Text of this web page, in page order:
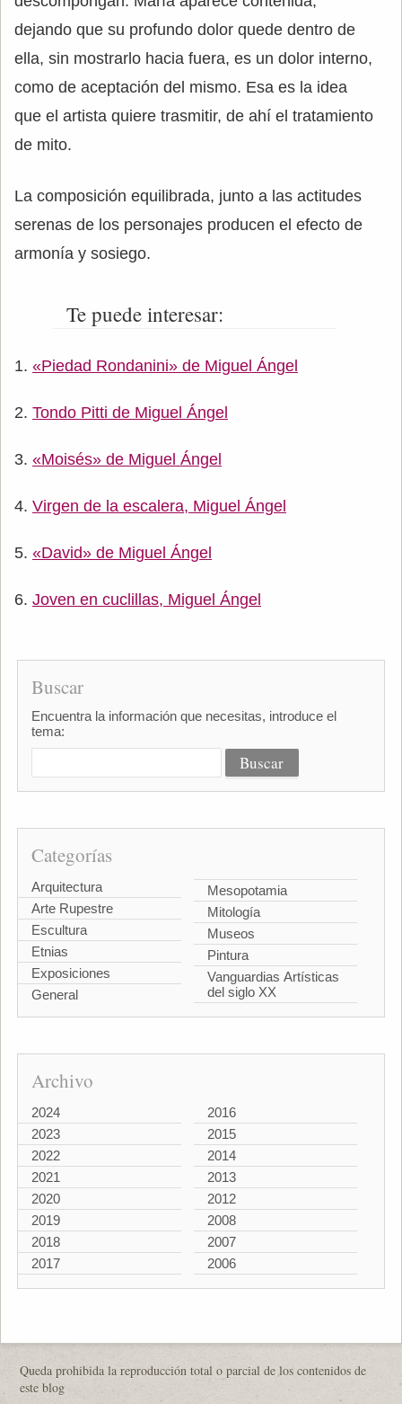
dejando que su profundo dolor quede dentro de
ella, sin mostrarlo hacia fuera, es un dolor interno,
como de aceptación del mismo. Esa es la idea
que el artista quiere trasmitir, de ahí el tratamiento
de mito.
La composición equilibrada, junto a las actitudes
serenas de los personajes producen el efecto de
armonía y sosiego.
Te puede interesar:
«Piedad Rondanini» de Miguel Ángel
Tondo Pitti de Miguel Ángel
«Moisés» de Miguel Ángel
Virgen de la escalera, Miguel Ángel
«David» de Miguel Ángel
Joven en cuclillas, Miguel Ángel
Buscar
Encuentra la información que necesitas, introduce el
tema:
Categorías
Arquitectura
Arte Rupestre
Escultura
Etnias
Exposiciones
General
Mesopotamia
Mitología
Museos
Pintura
Vanguardias Artísticas
del siglo XX
Archivo
2024
2023
2022
2021
2020
2019
2018
2017
2016
2015
2014
2013
2012
2008
2007
2006
Queda prohibida la reproducción total o parcial de los contenidos de
este blog